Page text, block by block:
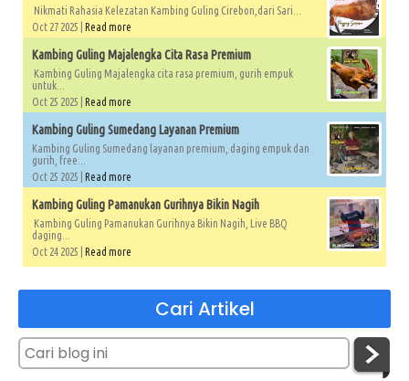
Nikmati Rahasia Kelezatan Kambing Guling Cirebon,dari Sari...
Oct 27 2025 | Read more
Kambing Guling Majalengka Cita Rasa Premium
Kambing Guling Majalengka cita rasa premium, gurih empuk
untuk...
Oct 25 2025 | Read more
Kambing Guling Sumedang Layanan Premium
Kambing Guling Sumedang layanan premium, daging empuk dan
gurih, free...
Oct 25 2025 | Read more
Kambing Guling Pamanukan Gurihnya Bikin Nagih
Kambing Guling Pamanukan Gurihnya Bikin Nagih, Live BBQ
daging...
Oct 24 2025 | Read more
Cari Artikel